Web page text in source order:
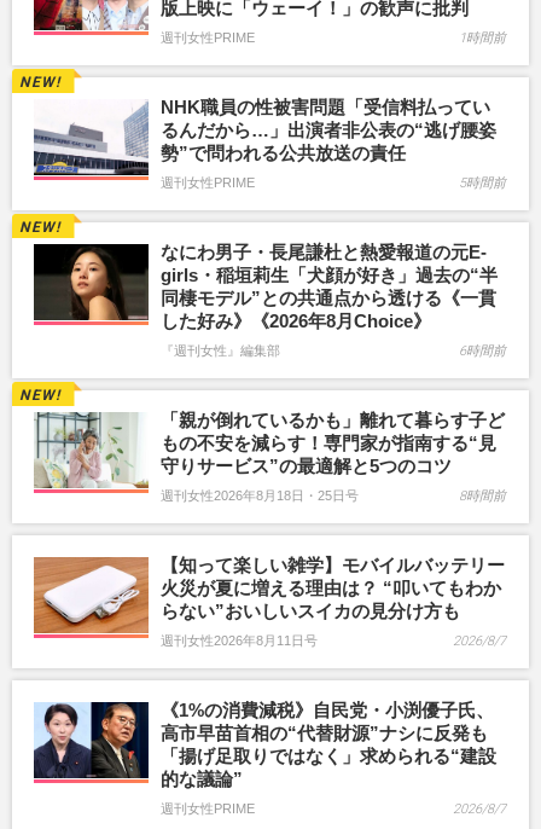
版上映に「ウェーイ！」の歓声に批判
週刊女性PRIME 1時間前
NHK職員の性被害問題「受信料払ってい
るんだから…」出演者非公表の“逃げ腰姿
勢”で問われる公共放送の責任
週刊女性PRIME 5時間前
なにわ男子・長尾謙杜と熱愛報道の元E-
girls・稲垣莉生「犬顔が好き」過去の“半
同棲モデル”との共通点から透ける《一貫
した好み》《2026年8月Choice》
『週刊女性』編集部 6時間前
「親が倒れているかも」離れて暮らす子ど
もの不安を減らす！専門家が指南する“見
守りサービス”の最適解と5つのコツ
週刊女性2026年8月18日・25日号 8時間前
【知って楽しい雑学】モバイルバッテリー
火災が夏に増える理由は？ “叩いてもわか
らない”おいしいスイカの見分け方も
週刊女性2026年8月11日号 2026/8/7
《1%の消費減税》自民党・小渕優子氏、
高市早苗首相の“代替財源”ナシに反発も
「揚げ足取りではなく」求められる“建設
的な議論”
週刊女性PRIME 2026/8/7